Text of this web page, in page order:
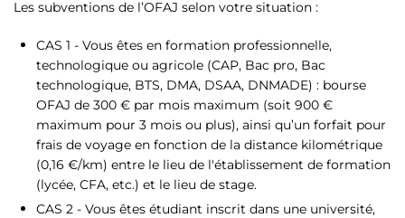
Les subventions de l’OFAJ selon votre situation :
CAS 1 - Vous êtes en formation professionnelle,
technologique ou agricole (CAP, Bac pro, Bac
technologique, BTS, DMA, DSAA, DNMADE) : bourse
OFAJ de 300 € par mois maximum (soit 900 €
maximum pour 3 mois ou plus), ainsi qu’un forfait pour
frais de voyage en fonction de la distance kilométrique
(0,16 €/km) entre le lieu de l'établissement de formation
(lycée, CFA, etc.) et le lieu de stage.
CAS 2 - Vous êtes étudiant inscrit dans une université,